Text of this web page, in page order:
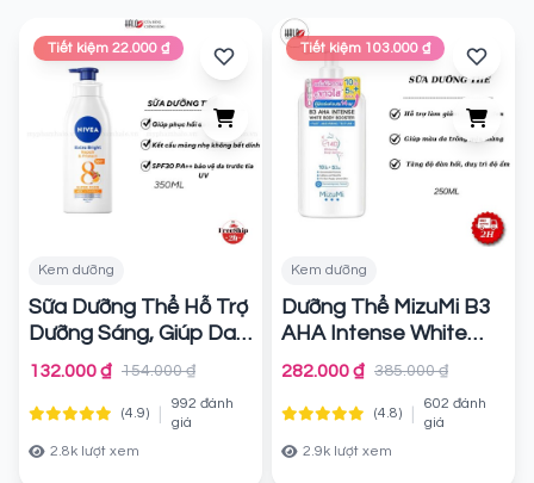
Tiết kiệm 22.000 ₫
Kem dưỡng
Sữa Dưỡng Thể Hỗ Trợ
Dưỡng Sáng, Giúp Da
Đàn Hồi, Căng Mịn
Nivea Extra Bright
Body Lotion
132.000 ₫ 154.000 ₫
(4.9)
992 đánh
giá
2.8k lượt xem
Tiết kiệm 103.000 ₫
Kem dưỡng
Dưỡng Thể MizuMi B3
AHA Intense White
Body Booster Dưỡng
Sáng Da 250ml
Chính hãng
282.000 ₫ 385.000 ₫
(4.8)
602 đánh
giá
2.9k lượt xem